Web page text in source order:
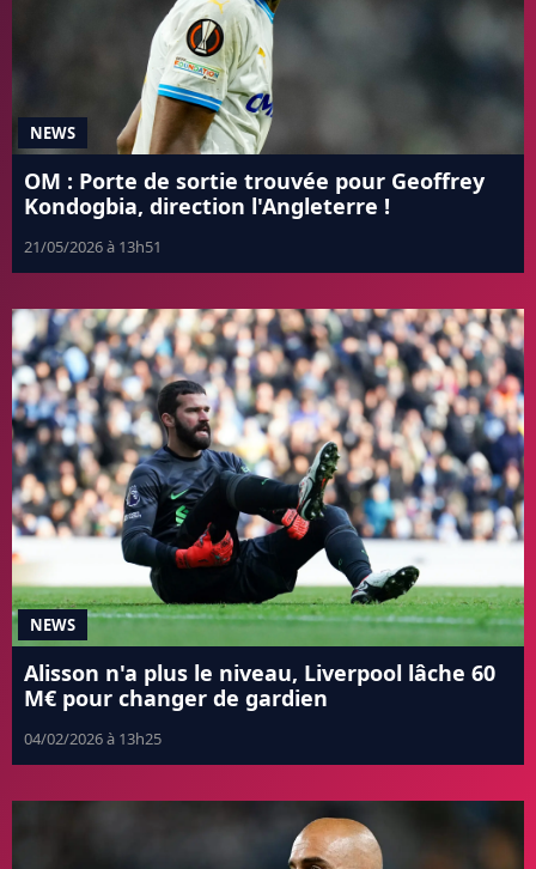
NEWS
OM : Porte de sortie trouvée pour Geoffrey
Kondogbia, direction l'Angleterre !
21/05/2026 à 13h51
NEWS
Alisson n'a plus le niveau, Liverpool lâche 60
M€ pour changer de gardien
04/02/2026 à 13h25